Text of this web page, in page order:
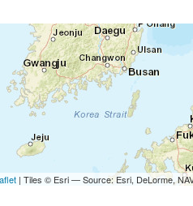
| Tiles © Esri — Source: Esri, DeLorme,